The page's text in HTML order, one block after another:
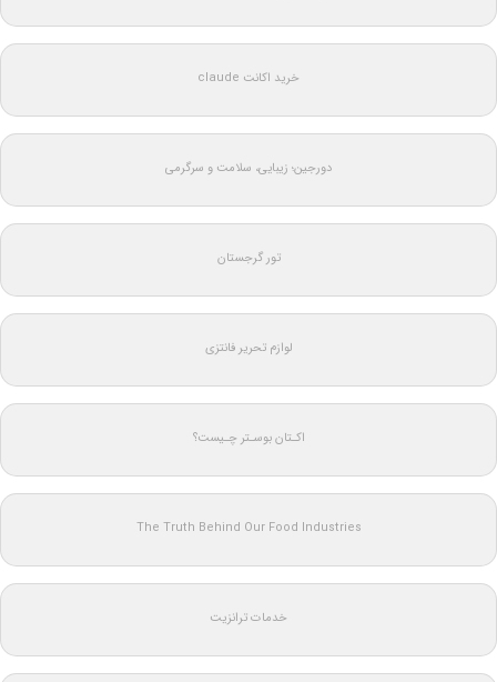
خرید اکانت claude
دورجین؛ زیبایی، سلامت و سرگرمی
تور گرجستان
لوازم تحریر فانتزی
اکـتان بوسـتر چـیست؟
The Truth Behind Our Food Industries
خدمات ترانزیت